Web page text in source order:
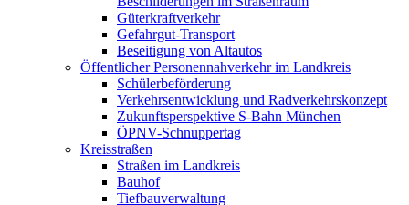
Güterkraftverkehr
Gefahrgut-Transport
Beseitigung von Altautos
Öffentlicher Personennahverkehr im Landkreis
Schülerbeförderung
Verkehrsentwicklung und Radverkehrskonzept
Zukunftsperspektive S-Bahn München
ÖPNV-Schnuppertag
Kreisstraßen
Straßen im Landkreis
Bauhof
Tiefbauverwaltung